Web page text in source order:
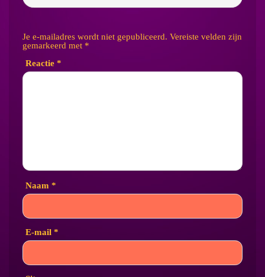
Je e-mailadres wordt niet gepubliceerd. Vereiste velden zijn
gemarkeerd met *
Reactie *
Naam *
E-mail *